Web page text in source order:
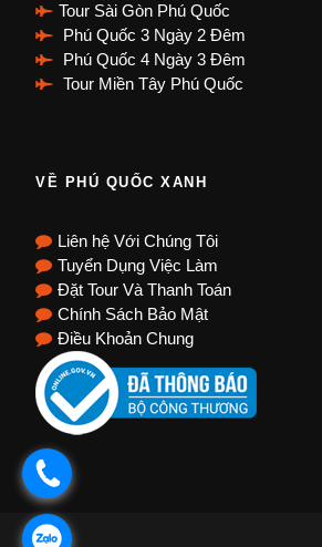
Tour Sài Gòn Phú Quốc
Phú Quốc 3 Ngày 2 Đêm
Phú Quốc 4 Ngày 3 Đêm
Tour Miền Tây Phú Quốc
VỀ PHÚ QUỐC XANH
Liên hệ Với Chúng Tôi
Tuyển Dụng Việc Làm
Đặt Tour Và Thanh Toán
Chính Sách Bảo Mật
Điều Khoản Chung
.
.